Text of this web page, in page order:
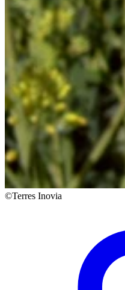
©Terres Inovia